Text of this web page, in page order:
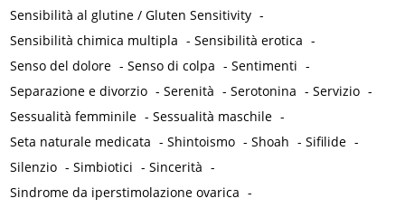
Sensibilità al glutine / Gluten Sensitivity -
Sensibilità chimica multipla -Sensibilità erotica -
Senso del dolore -Senso di colpa -Sentimenti -
Separazione e divorzio -Serenità -Serotonina -Servizio -
Sessualità femminile -Sessualità maschile -
Seta naturale medicata -Shintoismo -Shoah -Sifilide -
Silenzio -Simbiotici -Sincerità -
Sindrome da iperstimolazione ovarica -